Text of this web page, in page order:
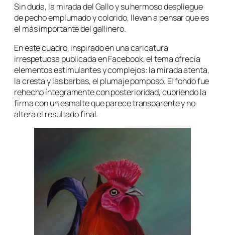
Sin duda, la mirada del Gallo y su hermoso despliegue
de pecho emplumado y colorido, llevan a pensar que es
el más importante del gallinero.
En este cuadro, inspirado en una caricatura
irrespetuosa publicada en Facebook, el tema ofrecía
elementos estimulantes y complejos: la mirada atenta,
la cresta y las barbas, el plumaje pomposo. El fondo fue
rehecho íntegramente con posterioridad, cubriendo la
firma con un esmalte que parece transparente y no
altera el resultado final.